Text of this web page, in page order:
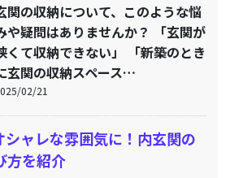
関の収納について、このような悩
や疑問はありませんか？ 「玄関が
くて収納できない」 「新築のとき
玄関の収納スペース…
02/21
シャレな雰囲気に！内玄関の
方を紹介